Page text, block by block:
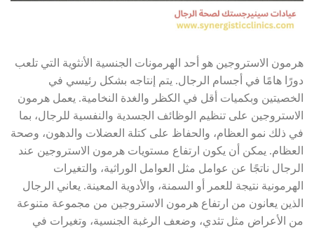
هرمون الاستروجين هو أحد الهرمونات الجنسية الأنثوية التي تلعب
دورًا هامًا في أجسام الرجال. يتم إنتاجه بشكل رئيسي في
الخصيتين وبكميات أقل في الكظر والغدة النخامية. يعمل هرمون
الاستروجين على تنظيم الوظائف الجسدية والنفسية للرجال، بما
في ذلك نمو العظام، والحفاظ على كتلة العضلات والدهون، وصحة
العظام. يمكن أن يكون ارتفاع مستويات هرمون الاستروجين عند
الرجال ناتجًا عن عوامل مثل العوامل الوراثية، والتغيرات
الهرمونية نتيجة للعمر أو السمنة، والأدوية المعينة. يعاني الرجال
الذين يعانون من ارتفاع هرمون الاستروجين من مجموعة متنوعة
من الأعراض مثل تثدي، وضعف الرغبة الجنسية، وتغيرات في